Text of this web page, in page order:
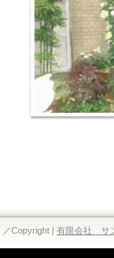
／Copyright | 有限会社 サ